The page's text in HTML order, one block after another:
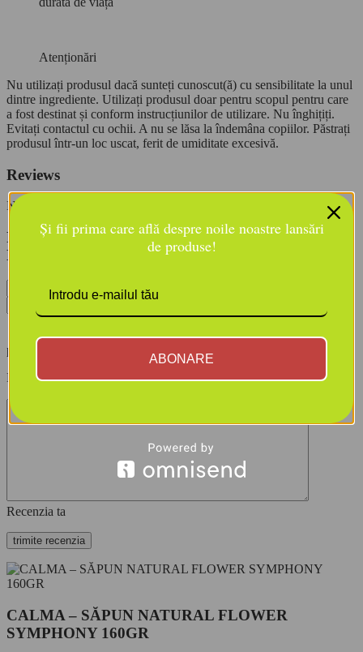
Atenționări
Nu utilizați produsul dacă sunteți cunoscut(ă) cu sensibilitate la unul
dintre ingrediente. Utilizați produsul doar pentru scopul pentru care
a fost destinat și conform instrucțiunilor de utilizare. Nu înghițiți.
Evitați contactul cu ochii. A nu se lăsa la îndemâna copiilor. Păstrați
produsul într-un loc uscat, ferit de umiditate excesivă.
Reviews
Nu există încă recenzii.
Fii primul care evaluează “CALMA – SĂPUN
NATURAL FLOWER SYMPHONY 160GR”
Salvează-mi numele, emailul și site-ul web în acest navigator
pentru data viitoare când o să comentez.
Evaluarea ta
Recenzia ta
CALMA – SĂPUN NATURAL FLOWER
SYMPHONY 160GR
Și fii prima care află despre noile noastre lansări
de produse!
ABONARE